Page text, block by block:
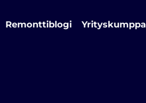
Remonttiblogi